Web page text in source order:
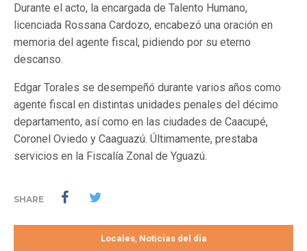
Durante el acto, la encargada de Talento Humano,
licenciada Rossana Cardozo, encabezó una oración en
memoria del agente fiscal, pidiendo por su eterno
descanso.
Edgar Torales se desempeñó durante varios años como
agente fiscal en distintas unidades penales del décimo
departamento, así como en las ciudades de Caacupé,
Coronel Oviedo y Caaguazú. Últimamente, prestaba
servicios en la Fiscalía Zonal de Yguazú.
SHARE
Locales, Noticias del día